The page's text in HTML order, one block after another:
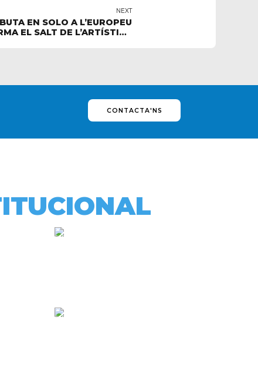
NEXT
EN SOLO A L’EUROPEU
EL SALT DE L’ARTÍSTICA
CONTACTA'NS